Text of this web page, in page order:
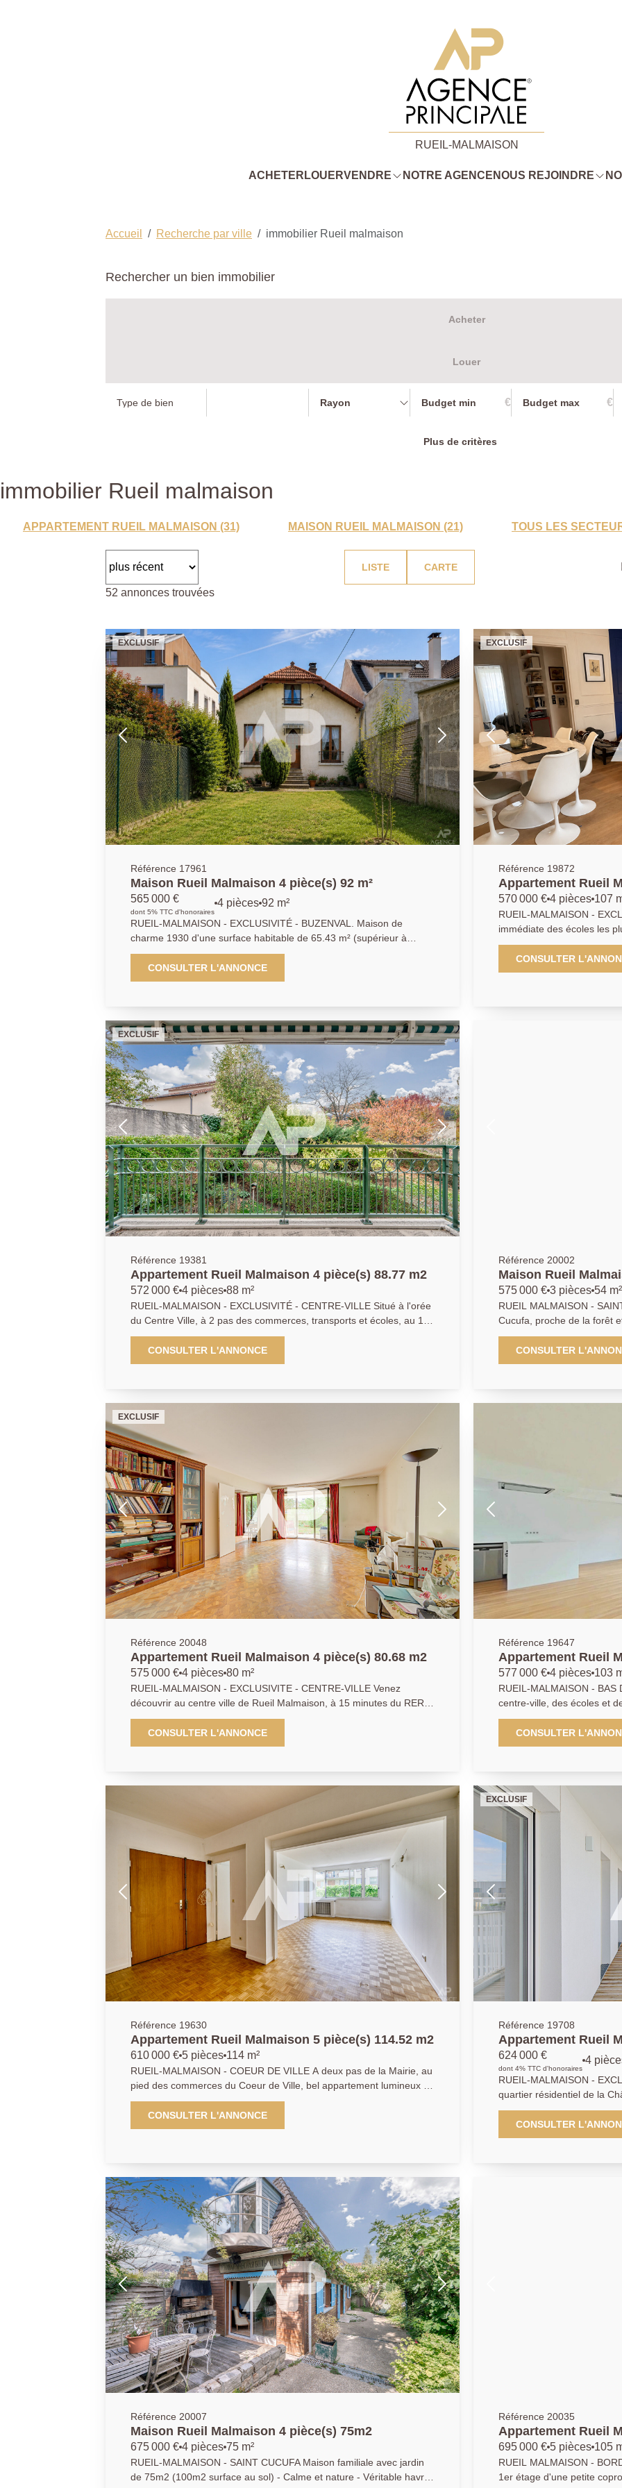
RUEIL-MALMAISON
ACHETER LOUERVENDRE NOTRE AGENCE NOUS REJOINDRE
Accueil Recherche par ville immobilier Rueil malmaison
Rechercher un bien immobilier
Acheter
Louer
Rayon € €
Plus de critères
immobilier Rueil malmaison
APPARTEMENT RUEIL MALMAISON (31) MAISON RUEIL MALMAISON (21) TOUS LES
LISTE CARTE
52 annonces trouvées
EXCLUSIF
Référence 17961
Maison Rueil Malmaison 4 pièce(s) 92 m²
565 000 €
dont 5% TTC d'honoraires
4 pièces 92 m²
RUEIL-MALMAISON - EXCLUSIVITÉ - BUZENVAL. Maison de
charme 1930 d'une surface habitable de 65.43 m² (supérieur à
1.80m) et 92.6 m² au sol, édifiée sur une parcelle de 406 m² offrant
au rez-de-chaussée, une entrée, un espace de vie de 16.27 m²
exposé Est, une cuisine indépendante de 9.7 m² donnant sur une
aménagées offrant une chambre supplémentaire et une pièce
polyvalente. Beau potentiel de surélévation et/ ou d'agrandissement
pour cette maison de charme rare sur le secteur! AP/ APA.
01.47.10.01.01
CONSULTER L'ANNONCE
EXCLUSIF
Référence 19872
Appartement Rueil
570 000 € 4 pièces 107
RUEIL-MALMAISON -
immédiate des écoles les
en lisière du bois de Saint-
magnifique appartement
rénové avec des matériaux
CONSULTER
EXCLUSIF
Référence 19381
Appartement Rueil Malmaison 4 pièce(s) 88.77 m2
572 000 € 4 pièces 88 m²
RUEIL-MALMAISON - EXCLUSIVITÉ - CENTRE-VILLE Situé à l'orée
du Centre Ville, à 2 pas des commerces, transports et écoles, au 1er
étage d'une petite copropriété récente, calme et sécurisée,
appartement familial d'environ 89 m² habitables comprenant entrée,
pièce de vie lumineuse d'environ 26m² habitables, 3 chambres dont
dégagement avec placard, cave et 2 places de parkings en sous-sol.
A visiter sans tarder exclusivement avec votre conseiller AGENCE
PRINCIPALE. AP/FR 01 47 10 01 01.
CONSULTER L'ANNONCE
Référence 20002
Maison Rueil
575 000 € 3 pièces 54 m²
RUEIL MALMAISON -
Cucufa, proche de la forêt
Passy, sur un terrain de
54m2, classée D,
une entrée, un espace de
CONSULTER
EXCLUSIF
Référence 20048
Appartement Rueil Malmaison 4 pièce(s) 80.68 m2
575 000 € 4 pièces 80 m²
RUEIL-MALMAISON - EXCLUSIVITE - CENTRE-VILLE Venez
découvrir au centre ville de Rueil Malmaison, à 15 minutes du RER,
cet appartement en rez-de-jardin de 3 pièces de 81.68 m², classé D,
idéal pour une famille. L'appartement se compose d'une entrée, d'un
espace de vie de 30.67 m2 exposé sud-ouest sur terrasse et jardin,
seconde chambre (10.68 m2) bénéficiant de son propre dressing,
une salle d'eau et WC. Une cave et une place de parking en sous sol
complète ce bien. Un appartement rare sur le secteur, alliant calme,
confort et emplacement privilégié. À découvrir sans tarder ! AP/VG
01.47.10.01.01
CONSULTER L'ANNONCE
Référence 19647
Appartement Rueil
577 000 € 4 pièces 103
RUEIL-MALMAISON - BAS DE
centre-ville, des écoles et de toutes commodités, cet appartement de
103m² se situe au
petite copropriété à taille
il propose une entrée s'ouvrant
espace salle de bains, une
séparées. Une cave et une place de
complètent ce bien
CONSULTER
Référence 19630
Appartement Rueil Malmaison 5 pièce(s) 114.52 m2
610 000 € 5 pièces 114 m²
RUEIL-MALMAISON - COEUR DE VILLE A deux pas de la Mairie, au
pied des commerces du Coeur de Ville, bel appartement lumineux de
114,52m2 entièrement rénové situé au premier étage avec espace
de vie et sa cuisine dinatoire d'environ 40m2, 4 chambres
(10,5/11,30/ 17 et 19m2), salle d'eau, dégagements, WC
CONSULTER L'ANNONCE
EXCLUSIF
Référence 19708
Appartement Rueil
624 000 €
dont 4% TTC d'honoraires
4
RUEIL-MALMAISON -
quartier résidentiel de la
réputées de Rueil et 7 mn
appartement
de 4 pièces, au sein d'une
CONSULTER
Référence 20007
Maison Rueil Malmaison 4 pièce(s) 75m2
675 000 € 4 pièces 75 m²
RUEIL-MALMAISON - SAINT CUCUFA Maison familiale avec jardin
de 75m2 (100m2 surface au sol) - Calme et nature - Véritable havre
Référence 20035
Appartement Rueil
695 000 € 5 pièces 105
RUEIL MALMAISON - BORDS
1er étage d'une petite